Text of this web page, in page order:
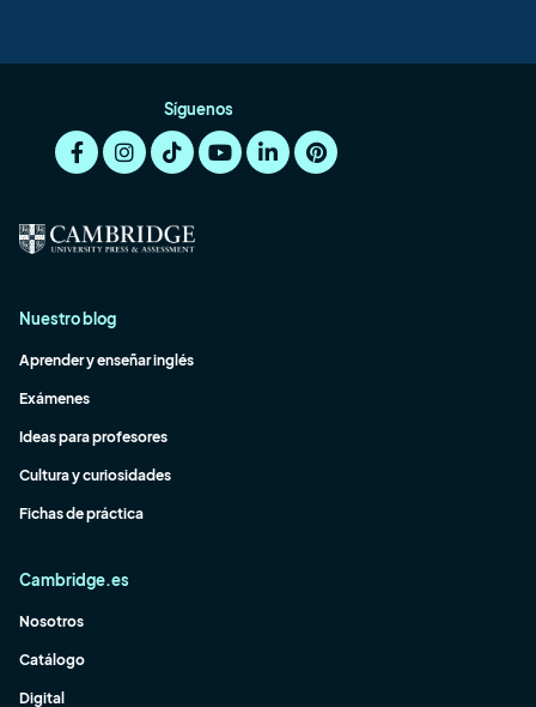
Síguenos
Nuestro blog
Aprender y enseñar inglés
Exámenes
Ideas para profesores
Cultura y curiosidades
Fichas de práctica
Cambridge.es
Nosotros
Catálogo
Digital